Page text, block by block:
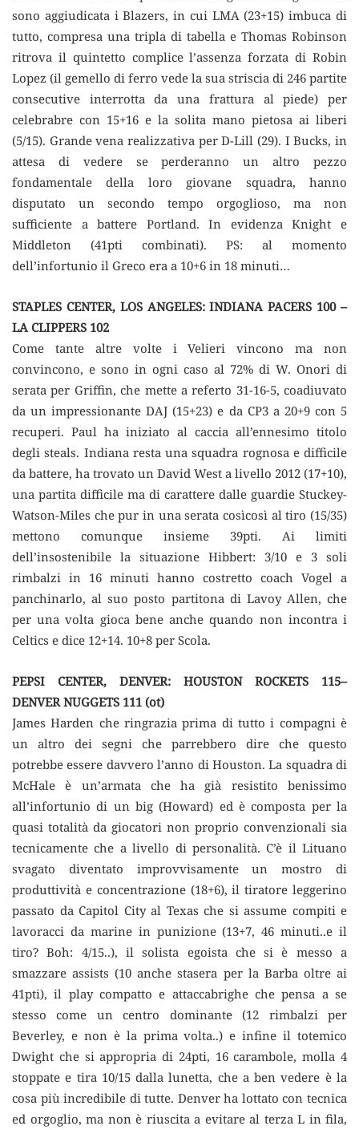
sono aggiudicata i Blazers, in cui LMA (23+15) imbuca di
tutto, compresa una tripla di tabella e Thomas Robinson
ritrova il quintetto complice l’assenza forzata di Robin
Lopez (il gemello di ferro vede la sua striscia di 246 partite
consecutive interrotta da una frattura al piede) per
celebrabre con 15+16 e la solita mano pietosa ai liberi
(5/15). Grande vena realizzativa per D-Lill (29). I Bucks, in
attesa di vedere se perderanno un altro pezzo
fondamentale della loro giovane squadra, hanno
disputato un secondo tempo orgoglioso, ma non
sufficiente a battere Portland. In evidenza Knight e
Middleton (41pti combinati). PS: al momento
dell’infortunio il Greco era a 10+6 in 18 minuti…
STAPLES CENTER, LOS ANGELES: INDIANA PACERS 100 –
LA CLIPPERS 102
Come tante altre volte i Velieri vincono ma non
convincono, e sono in ogni caso al 72% di W. Onori di
serata per Griffin, che mette a referto 31-16-5, coadiuvato
da un impressionante DAJ (15+23) e da CP3 a 20+9 con 5
recuperi. Paul ha iniziato al caccia all’ennesimo titolo
degli steals. Indiana resta una squadra rognosa e difficile
da battere, ha trovato un David West a livello 2012 (17+10),
una partita difficile ma di carattere dalle guardie Stuckey-
Watson-Miles che pur in una serata cosìcosì al tiro (15/35)
mettono comunque insieme 39pti. Ai limiti
dell’insostenibile la situazione Hibbert: 3/10 e 3 soli
rimbalzi in 16 minuti hanno costretto coach Vogel a
panchinarlo, al suo posto partitona di Lavoy Allen, che
per una volta gioca bene anche quando non incontra i
Celtics e dice 12+14. 10+8 per Scola.
PEPSI CENTER, DENVER: HOUSTON ROCKETS 115–
DENVER NUGGETS 111 (ot)
James Harden che ringrazia prima di tutto i compagni è
un altro dei segni che parrebbero dire che questo
potrebbe essere davvero l’anno di Houston. La squadra di
McHale è un’armata che ha già resistito benissimo
all’infortunio di un big (Howard) ed è composta per la
quasi totalità da giocatori non proprio convenzionali sia
tecnicamente che a livello di personalità. C’è il Lituano
svagato diventato improvvisamente un mostro di
produttività e concentrazione (18+6), il tiratore leggerino
passato da Capitol City al Texas che si assume compiti e
lavoracci da marine in punizione (13+7, 46 minuti..e il
tiro? Boh: 4/15..), il solista egoista che si è messo a
smazzare assists (10 anche stasera per la Barba oltre ai
41pti), il play compatto e attaccabrighe che pensa a se
stesso come un centro dominante (12 rimbalzi per
Beverley, e non è la prima volta..) e infine il totemico
Dwight che si appropria di 24pti, 16 carambole, molla 4
stoppate e tira 10/15 dalla lunetta, che a ben vedere è la
cosa più incredibile di tutte. Denver ha lottato con tecnica
ed orgoglio, ma non è riuscita a evitare al terza L in fila,